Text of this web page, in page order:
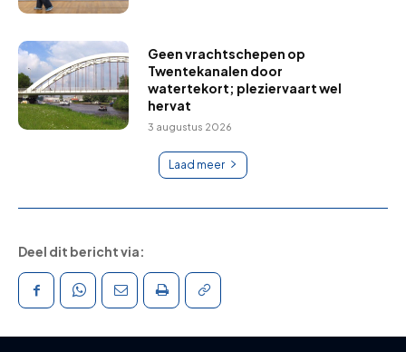
Geen vrachtschepen op
Twentekanalen door
watertekort; pleziervaart wel
hervat
3 augustus 2026
Laad meer
Deel dit bericht via: